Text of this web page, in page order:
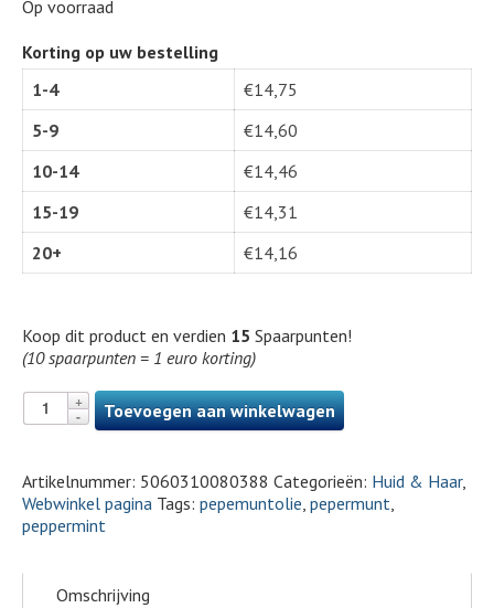
Op voorraad
Korting op uw bestelling
1-4
€14,75
5-9
€14,60
10-14
€14,46
15-19
€14,31
20+
€14,16
Koop dit product en verdien 15 Spaarpunten!
(10 spaarpunten = 1 euro korting)
Toevoegen aan winkelwagen
Artikelnummer: 5060310080388 Categorieën: Huid & Haar,
Webwinkel pagina Tags: pepemuntolie, pepermunt,
peppermint
Omschrijving